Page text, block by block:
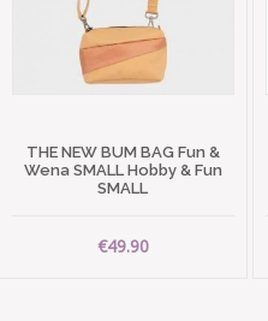
THE NEW BUM BAG Fun &
Wena SMALL Hobby & Fun
SMALL
€49.90